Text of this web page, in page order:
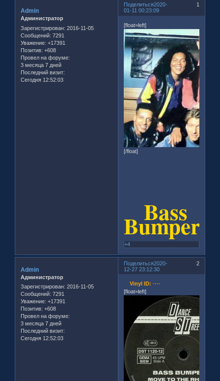
Поделиться 1
2020-
01-11 00:23:09
Admin
Администратор
Зарегистрирован: 2016-11-05
Сообщений: 7291
Уважение: +17391
Позитив: +608
Провел на форуме:
3 месяца 7 дней
Последний визит:
Сегодня 12:52:03
[float=left]
[/float]
Bass
Bumpers
+4
Поделиться 2
2020-
12-27 23:12:30
Admin
Администратор
Зарегистрирован: 2016-11-05
Сообщений: 7291
Уважение: +17391
Позитив: +608
Провел на форуме:
3 месяца 7 дней
Последний визит:
Сегодня 12:52:03
Vinyl ID: ----
[float=left]